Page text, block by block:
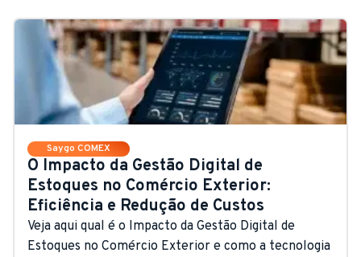
Saygo COMEX
O Impacto da Gestão Digital de
Estoques no Comércio Exterior:
Eficiência e Redução de Custos
Veja aqui qual é o Impacto da Gestão Digital de
Estoques no Comércio Exterior e como a tecnologia